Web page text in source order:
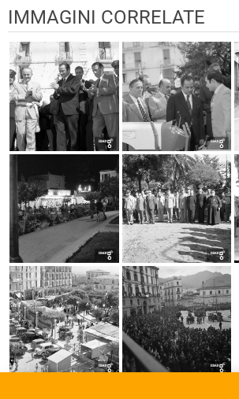
IMMAGINI CORRELATE